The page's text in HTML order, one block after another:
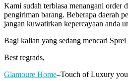
Kami sudah terbiasa menangani order
pengiriman barang. Beberapa daerah
jangan kuwatirkan kepercayaan anda
Bagi kalian yang sedang mencari
Best regrads,
Glamoure Home–Touch of Luxury